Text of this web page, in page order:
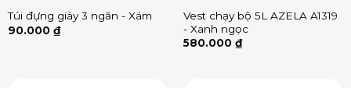
Túi đựng giày 3 ngăn - Xám
90.000 ₫
Vest chạy bộ 5L AZELA A1319
- Xanh ngọc
580.000 ₫